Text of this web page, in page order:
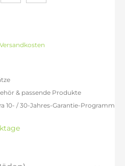
€
€
€
€
& passende Produkte
10- / 30-Jahres-Garantie-Programm